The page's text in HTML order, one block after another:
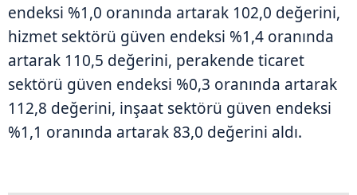
endeksi %1,0 oranında artarak 102,0 değerini,
hizmet sektörü güven endeksi %1,4 oranında
artarak 110,5 değerini, perakende ticaret
sektörü güven endeksi %0,3 oranında artarak
112,8 değerini, inşaat sektörü güven endeksi
%1,1 oranında artarak 83,0 değerini aldı.